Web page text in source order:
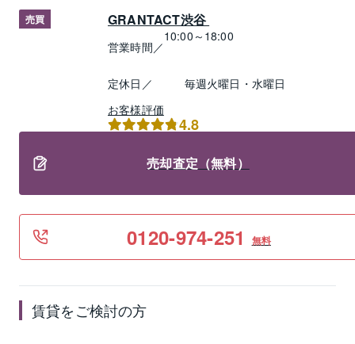
売買 GRANTACT渋谷
営業時間／
10:00～18:00
定休日／
毎週火曜日・水曜日
お客様評価
4.8
売却査定（無料）
0120-974-251 無料
賃貸をご検討の方